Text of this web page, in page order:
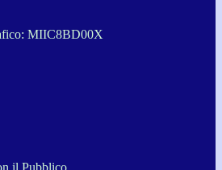
MIIC8BD00X
il Pubblico